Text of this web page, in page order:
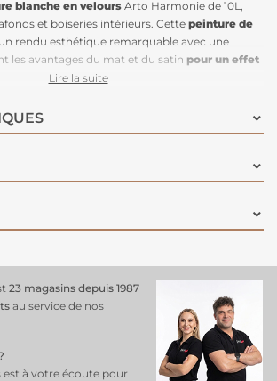
blanche en velours Arto Harmonie de 10L,
et boiseries intérieurs. Cette peinture de
rendu esthétique remarquable avec une
les avantages du mat et du satin pour un effet
Grâce à son opacité, elle garantit une finition
les imperfections des murs, tout en étant
aux chocs, facilitant ainsi l'entretien quotidien.
avec un rouleau 10-12 mm spécial acrylique, un
rond pour les boiseries et les angles. La
Un choix parfait pour un intérieur élégant et
Lire la suite
23 magasins depuis 1987
au service de nos
à votre écoute pour